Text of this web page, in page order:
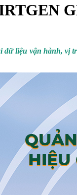
liệu vận hành, vị